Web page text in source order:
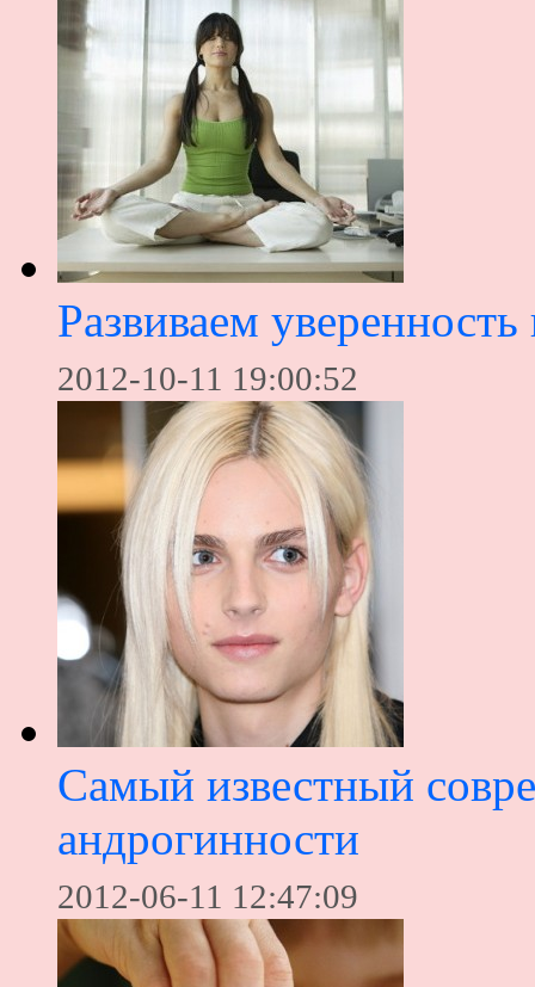
Развиваем уверенность
2012-10-11 19:00:52
Cамый известный
андрогинности
2012-06-11 12:47:09